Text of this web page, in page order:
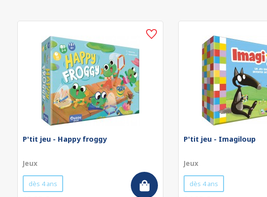
P'tit jeu - Happy froggy
Jeux
dès 4 ans
P'tit jeu - Imagiloup
Jeux
dès 4 ans